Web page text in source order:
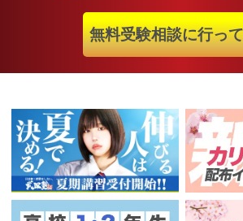
無料受験相談に行っ